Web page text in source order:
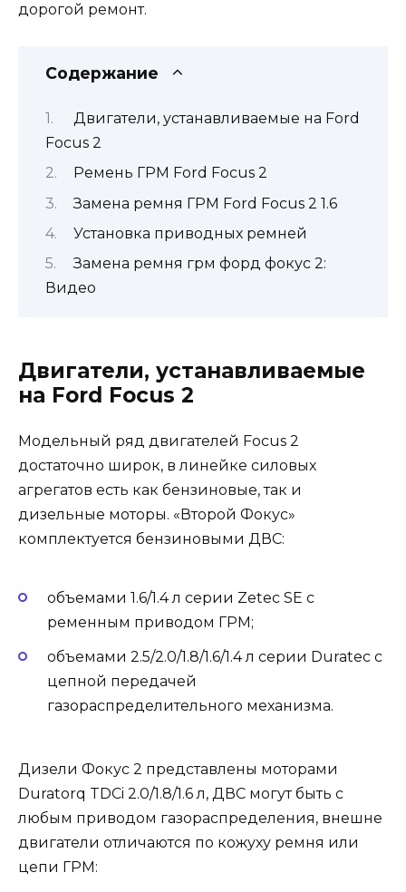
дорогой ремонт.
Содержание
Двигатели, устанавливаемые на Ford
Focus 2
Ремень ГРМ Ford Focus 2
Замена ремня ГРМ Ford Focus 2 1.6
Установка приводных ремней
Замена ремня грм форд фокус 2:
Видео
Двигатели, устанавливаемые
на Ford Focus 2
Модельный ряд двигателей Focus 2
достаточно широк, в линейке силовых
агрегатов есть как бензиновые, так и
дизельные моторы. «Второй Фокус»
комплектуется бензиновыми ДВС:
объемами 1.6/1.4 л серии Zetec SE с
ременным приводом ГРМ;
объемами 2.5/2.0/1.8/1.6/1.4 л серии Duratec с
цепной передачей
газораспределительного механизма.
Дизели Фокус 2 представлены моторами
Duratorq TDCi 2.0/1.8/1.6 л, ДВС могут быть с
любым приводом газораспределения, внешне
двигатели отличаются по кожуху ремня или
цепи ГРМ: